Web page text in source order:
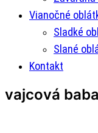
Vianočné
Sladké
Slané
Kontakt
vajcová